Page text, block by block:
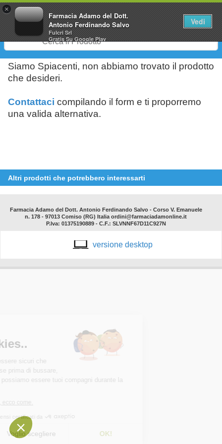
×
Farmacia Adamo del Dott.
Antonio Ferdinando Salvo
Fulcri Srl
GratisSu Google Play
Vedi
0
Siamo Spiacenti, non abbiamo trovato il prodotto
che desideri.
Contattaci compilando il form e ti proporremo
una valida alternativa.
Altri prodotti che potrebbero interessarti
Farmacia Adamo del Dott. Antonio Ferdinando Salvo - Corso V. Emanuele
n. 178 - 97013 Comiso (RG) Italia ordini@farmaciadamonline.it
P.Iva: 01375190889 - C.F.: SLVNNF67D11C927N
versione desktop